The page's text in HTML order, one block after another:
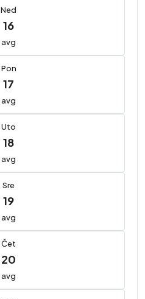
Ned
16
avg
Pon
17
avg
Uto
18
avg
Sre
19
avg
Čet
20
avg